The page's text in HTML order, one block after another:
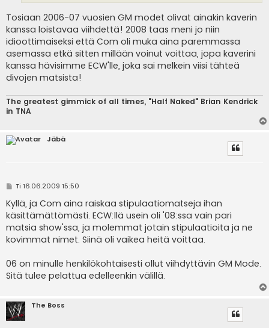
Tosiaan 2006-07 vuosien GM modet olivat ainakin kaverin
kanssa loistavaa viihdettä! 2008 taas meni jo niin
idioottimaiseksi että Com oli muka aina paremmassa
asemassa etkä sitten millään voinut voittaa, jopa kaverini
kanssa hävisimme ECW'lle, joka sai melkein viisi tähteä
divojen matsista!
The greatest gimmick of all times, "Half Naked" Brian Kendrick
in TNA
Jäbä
V
e
s
t
i
Ti 16.06.2009 15:50
Kyllä, ja Com aina raiskaa stipulaatiomatseja ihan
käsittämättömästi. ECW:llä usein oli '08:ssa vain pari
matsia show'ssa, ja molemmat jotain stipulaatioita ja ne
kovimmat nimet. Siinä oli vaikea heitä voittaa.
06 on minulle henkilökohtaisesti ollut viihdyttävin GM Mode.
Sitä tulee pelattua edelleenkin välillä.
The Boss